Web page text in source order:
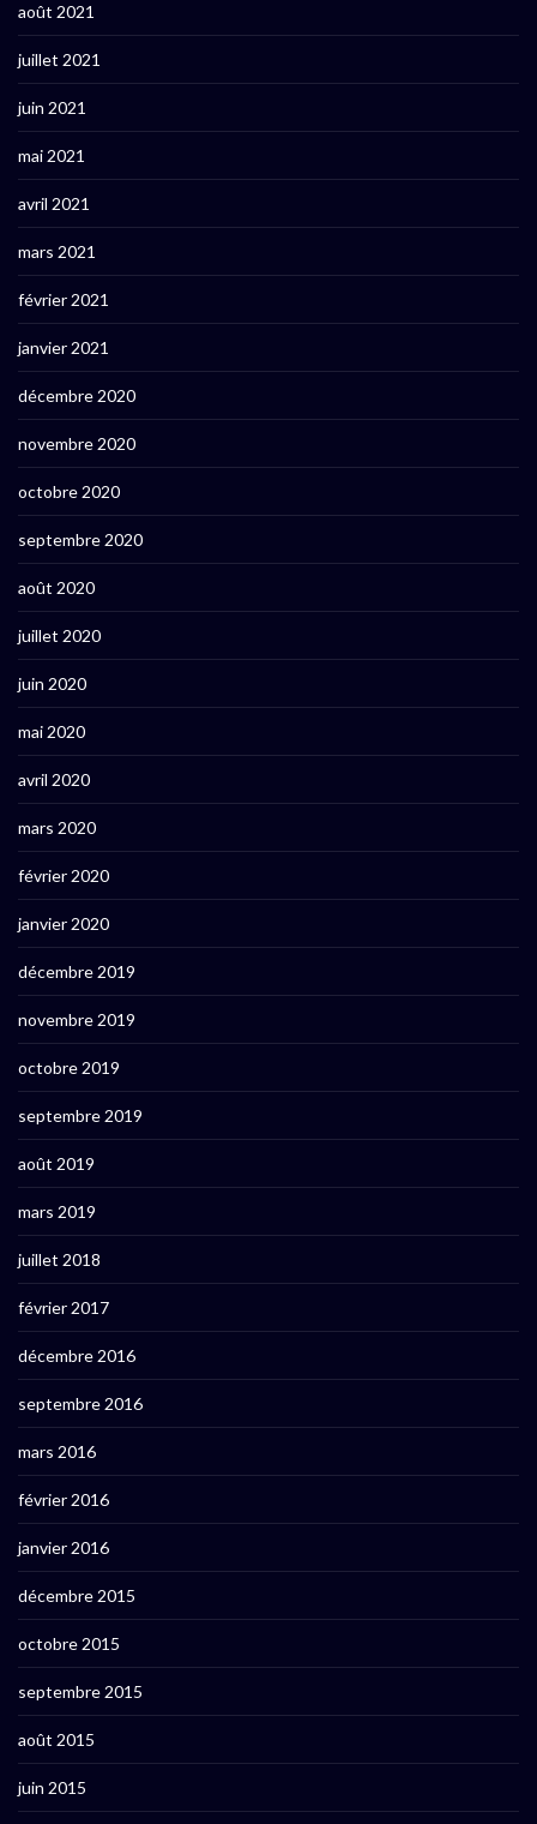
août 2021
juillet 2021
juin 2021
mai 2021
avril 2021
mars 2021
février 2021
janvier 2021
décembre 2020
novembre 2020
octobre 2020
septembre 2020
août 2020
juillet 2020
juin 2020
mai 2020
avril 2020
mars 2020
février 2020
janvier 2020
décembre 2019
novembre 2019
octobre 2019
septembre 2019
août 2019
mars 2019
juillet 2018
février 2017
décembre 2016
septembre 2016
mars 2016
février 2016
janvier 2016
décembre 2015
octobre 2015
septembre 2015
août 2015
juin 2015